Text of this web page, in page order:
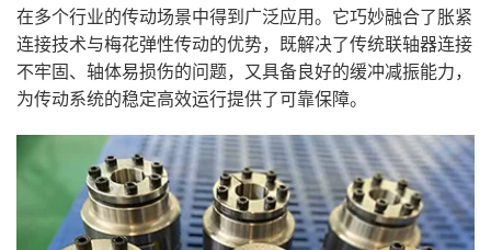
在多个行业的传动场景中得到广泛应用。它巧妙融合了胀紧
连接技术与梅花弹性传动的优势，既解决了传统联轴器连接
不牢固、轴体易损伤的问题，又具备良好的缓冲减振能力，
为传动系统的稳定高效运行提供了可靠保障。